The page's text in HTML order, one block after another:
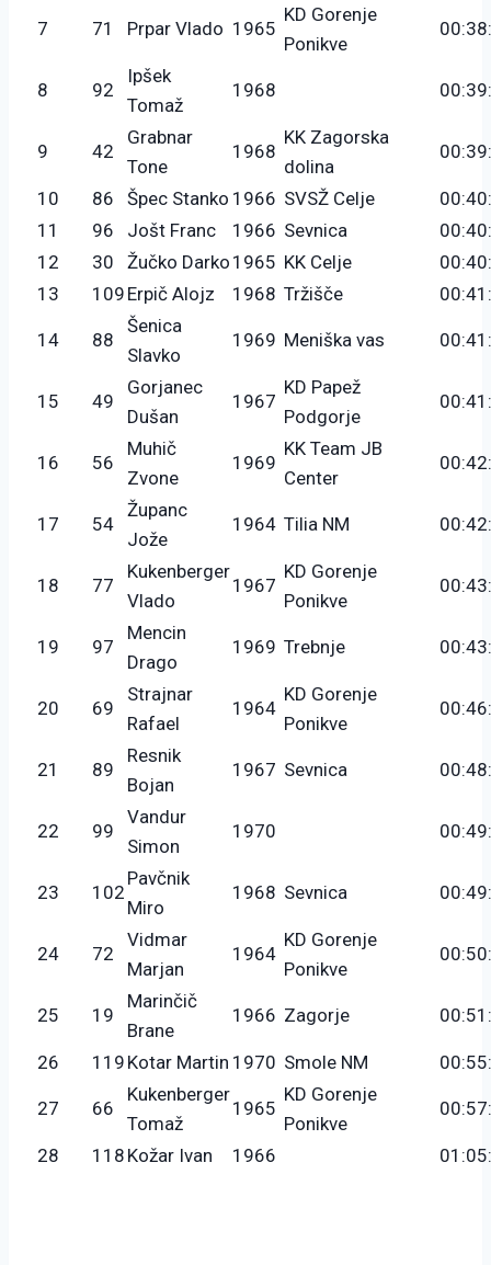
7 71 Prpar Vlado 1965
KD Gorenje
Ponikve
8 92
Ipšek
Tomaž
1968
9 42
Grabnar
Tone
1968
KK Zagorska
dolina
10 86 Špec Stanko 1966 SVSŽ Celje
11
96 Jošt Franc 1966 Sevnica
12
30 Žučko Darko 1965 KK Celje
13
109 Erpič Alojz 1968 Tržišče
14 88
Šenica
Slavko
1969 Meniška vas
15 49
Gorjanec
Dušan
1967
KD Papež
Podgorje
16 56
Muhič
Zvone
1969
KK Team JB
Center
17 54
Županc
Jože
1964 Tilia NM
18 77
Kukenberger
Vlado
1967
KD Gorenje
Ponikve
19 97
Mencin
Drago
1969 Trebnje
20 69
Strajnar
Rafael
1964
KD Gorenje
Ponikve
21 89
Resnik
Bojan
1967 Sevnica
22 99
Vandur
Simon
1970
23 102
Pavčnik
Miro
1968 Sevnica
24 72
Vidmar
Marjan
1964
KD Gorenje
Ponikve
25 19
Marinčič
Brane
1966 Zagorje
26 119 Kotar Martin 1970 Smole NM
27 66
Kukenberger
Tomaž
1965
KD Gorenje
Ponikve
28 118 Kožar Ivan 1966